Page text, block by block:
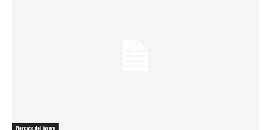
Mercato del lavoro